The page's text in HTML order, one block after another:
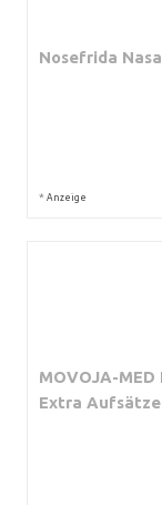
Nosefrida
* Anzeige
MOVOJA-
Extra